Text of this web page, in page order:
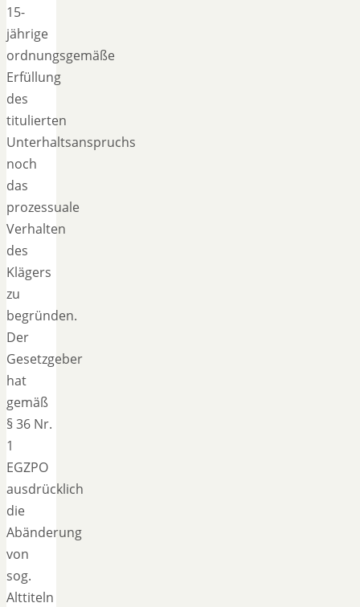
15-
jährige
ordnungsgemäße
Erfüllung
des
titulierten
Unterhaltsanspruchs
noch
das
prozessuale
Verhalten
des
Klägers
zu
begründen.
Der
Gesetzgeber
hat
gemäß
§ 36 Nr.
1
EGZPO
ausdrücklich
die
Abänderung
von
sog.
Alttiteln